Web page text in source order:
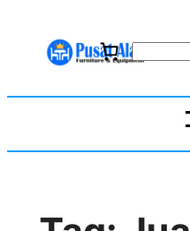
S
r